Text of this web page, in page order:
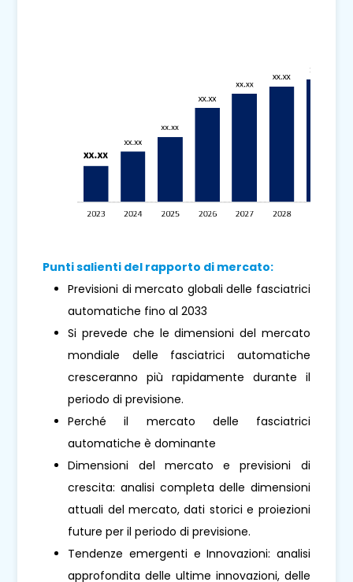
Punti salienti del rapporto di mercato:
Previsioni di mercato globali delle fasciatrici
automatiche fino al 2033
Si prevede che le dimensioni del mercato
mondiale delle fasciatrici automatiche
cresceranno più rapidamente durante il
periodo di previsione.
Perché il mercato delle fasciatrici
automatiche è dominante
Dimensioni del mercato e previsioni di
crescita: analisi completa delle dimensioni
attuali del mercato, dati storici e proiezioni
future per il periodo di previsione.
Tendenze emergenti e Innovazioni: analisi
approfondita delle ultime innovazioni, delle